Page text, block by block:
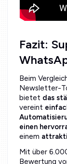
Fazit:
Beim
Newsletter-
bietet das
vereint
einen
einem
Mit über
Bewertung